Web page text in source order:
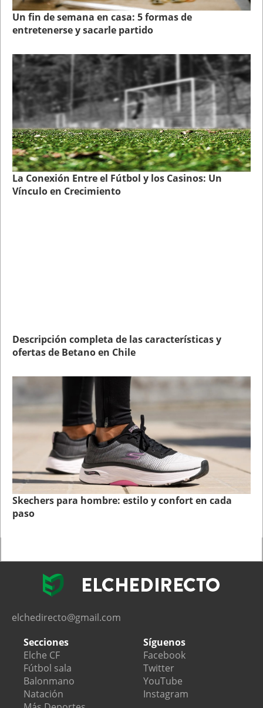
Un fin de semana en casa: 5 formas de
entretenerse y sacarle partido
La Conexión Entre el Fútbol y los Casinos: Un
Vínculo en Crecimiento
Descripción completa de las características y
ofertas de Betano en Chile
Skechers para hombre: estilo y confort en cada
paso
elchedirecto@gmail.com
Secciones
Elche CF
Fútbol sala
Balonmano
Natación
Síguenos
Facebook
Twitter
YouTube
Instagram